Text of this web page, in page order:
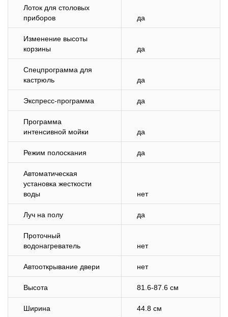
Лоток для столовых
приборов
да
Изменение высоты
корзины
да
Спецпрограмма для
кастрюль
да
Экспресс-программа да
Программа
интенсивной мойки
да
Режим полоскания да
Автоматическая
установка жесткости
воды
нет
Луч на полу да
Проточный
водонагреватель
нет
Автооткрывание двери нет
Высота 81.6-87.6 см
Ширина 44.8 см